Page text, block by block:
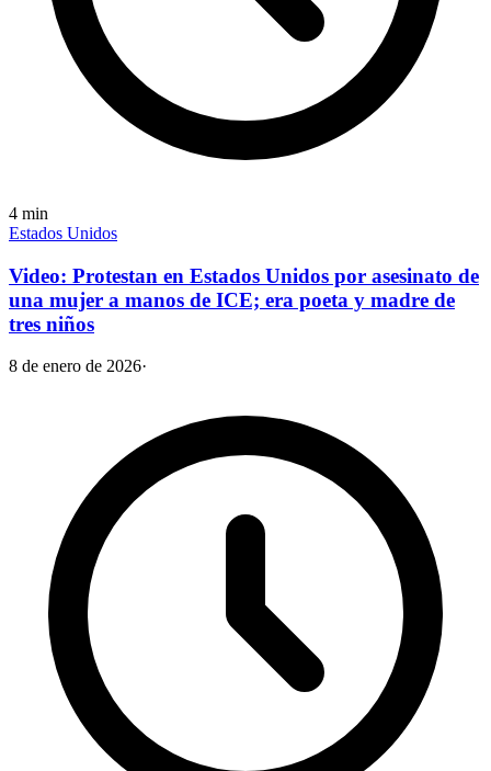
4 min
Estados Unidos
Video: Protestan en Estados Unidos por asesinato de
una mujer a manos de ICE; era poeta y madre de
tres niños
8 de enero de 2026·